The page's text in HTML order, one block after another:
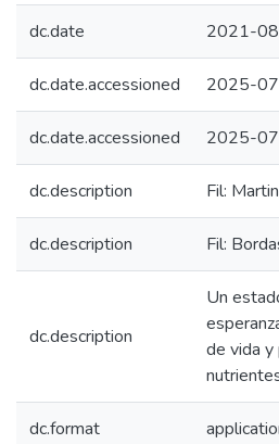
dc.date 2021-
dc.date.accessioned 2025-
dc.date.accessioned 2025-
dc.description Fil:
dc.description Fil:
dc.description
Un
de vida
dc.format